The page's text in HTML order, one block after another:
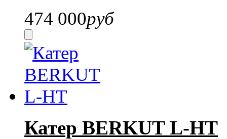
474 000руб
Катер BERKUT L-HT